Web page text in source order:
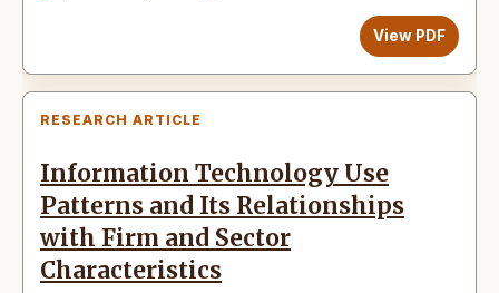
View PDF
RESEARCH ARTICLE
Information Technology Use
Patterns and Its Relationships
with Firm and Sector
Characteristics